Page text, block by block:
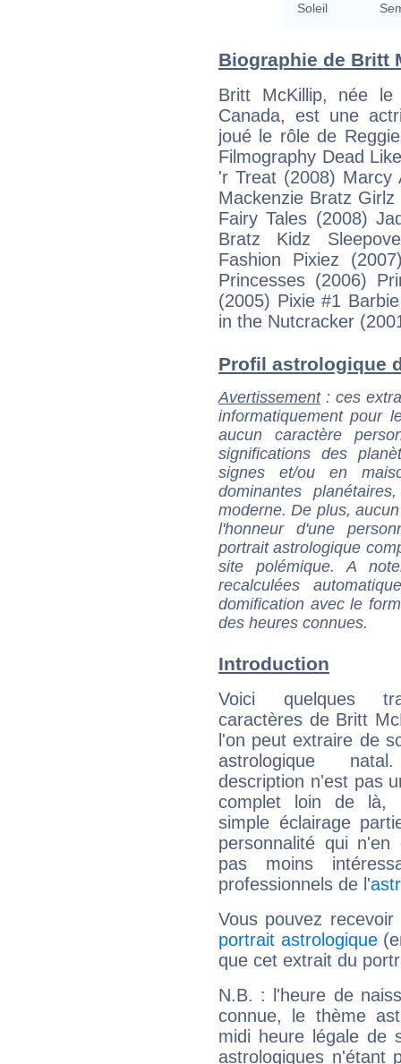
Soleil
Biographie de Britt
Britt McKillip, née
Canada, est une
joué le rôle de
Filmography Dead
'r Treat (2008) Marcy
Mackenzie Bratz
Fairy Tales (2008)
Bratz Kidz
Fashion Pixiez
Princesses (2006)
(2005) Pixie #1
in the Nutcracker
Profil astrologique
Avertissement: ces
informatiquement pour
aucun caractère
significations des
signes et/ou en
dominantes
moderne. De plus,
l'honneur d'une
portrait astrologique
site polémique. A
recalculées
domification avec le
des heures connues.
Introduction
Voici quelques
caractères de Britt
l'on peut extraire de
astrologique
description n'est pas
complet loin de là,
simple éclairage
personnalité qui n'en
pas moins
professionnels de l'
Vous pouvez
portrait astrologique
que cet extrait du
N.B. : l'heure de
connue, le thème
midi heure légale de
astrologiques n'étant